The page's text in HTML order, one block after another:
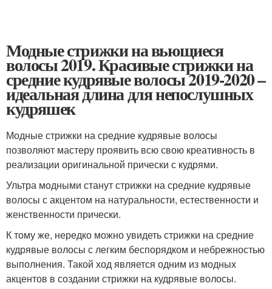
Модные стрижки на вьющиеся
волосы 2019. Красивые стрижки на
средние кудрявые волосы 2019-2020 –
идеальная длина для непослушных
кудряшек
Модные стрижки на средние кудрявые волосы
позволяют мастеру проявить всю свою креативность в
реализации оригинальной прически с кудрями.
Ультра модными станут стрижки на средние кудрявые
волосы с акцентом на натуральности, естественности и
женственности прически.
К тому же, нередко можно увидеть стрижки на средние
кудрявые волосы с легким беспорядком и небрежностью
выполнения. Такой ход является одним из модных
акцентов в создании стрижки на кудрявые волосы.